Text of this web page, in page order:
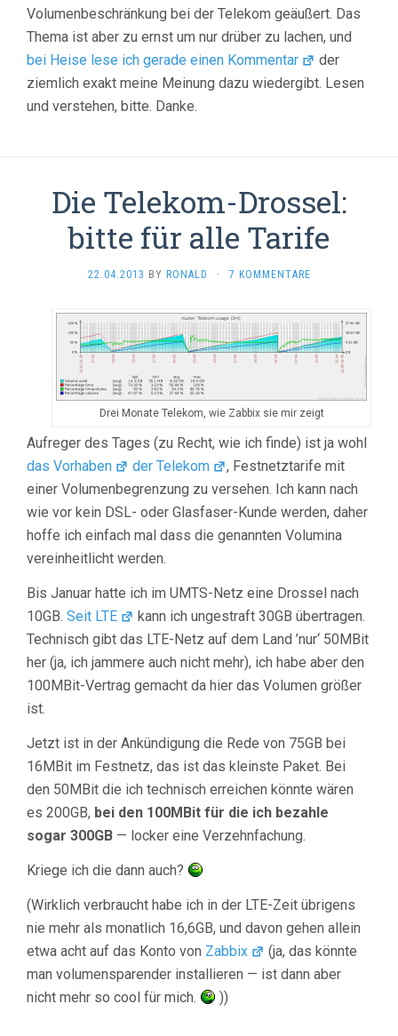
Volumenbeschränkung bei der Telekom geäußert. Das
Thema ist aber zu ernst um nur drüber zu lachen, und
bei Heise lese ich gerade einen Kommentar
der
ziemlich exakt meine Meinung dazu wiedergibt. Lesen
und verstehen, bitte. Danke.
Die Telekom-Drossel:
bitte für alle Tarife
22.04.2013 BY RONALD · 7 KOMMENTARE
Drei Monate Telekom, wie Zabbix sie mir zeigt
Aufreger des Tages (zu Recht, wie ich finde) ist ja wohl
das Vorhaben
der Telekom
, Festnetztarife mit
einer Volumenbegrenzung zu versehen. Ich kann nach
wie vor kein DSL- oder Glasfaser-Kunde werden, daher
hoffe ich einfach mal dass die genannten Volumina
vereinheitlicht werden.
Bis Januar hatte ich im UMTS-Netz eine Drossel nach
10GB. Seit LTE
kann ich ungestraft 30GB übertragen.
Technisch gibt das LTE-Netz auf dem Land ’nur‘ 50MBit
her (ja, ich jammere auch nicht mehr), ich habe aber den
100MBit-Vertrag gemacht da hier das Volumen größer
ist.
Jetzt ist in der Ankündigung die Rede von 75GB bei
16MBit im Festnetz, das ist das kleinste Paket. Bei
den 50MBit die ich technisch erreichen könnte wären
es 200GB, bei den 100MBit für die ich bezahle
sogar 300GB — locker eine Verzehnfachung.
Kriege ich die dann auch?
(Wirklich verbraucht habe ich in der LTE-Zeit übrigens
nie mehr als monatlich 16,6GB, und davon gehen allein
etwa acht auf das Konto von Zabbix
(ja, das könnte
man volumensparender installieren — ist dann aber
nicht mehr so cool für mich.
))